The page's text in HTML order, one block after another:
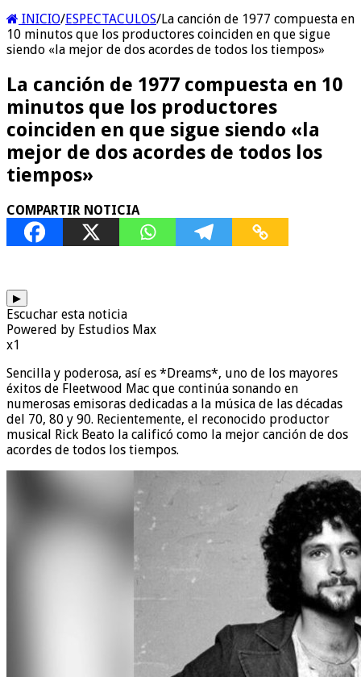
INICIO/ESPECTACULOS/La canción de 1977 compuesta en
10 minutos que los productores coinciden en que sigue
siendo «la mejor de dos acordes de todos los tiempos»
La canción de 1977 compuesta en 10
minutos que los productores
coinciden en que sigue siendo «la
mejor de dos acordes de todos los
tiempos»
COMPARTIR NOTICIA
▶
Escuchar esta noticia
Powered by Estudios Max
x1
Sencilla y poderosa, así es *Dreams*, uno de los mayores
éxitos de Fleetwood Mac que continúa sonando en
numerosas emisoras dedicadas a la música de las décadas
del 70, 80 y 90. Recientemente, el reconocido productor
musical Rick Beato la calificó como la mejor canción de dos
acordes de todos los tiempos.